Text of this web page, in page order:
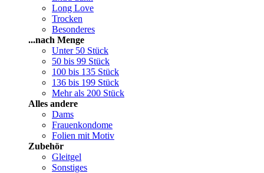
Long Love
Trocken
Besonderes
...nach Menge
Unter 50 Stück
50 bis 99 Stück
100 bis 135 Stück
136 bis 199 Stück
Mehr als 200 Stück
Alles andere
Dams
Frauenkondome
Folien mit Motiv
Zubehör
Gleitgel
Sonstiges